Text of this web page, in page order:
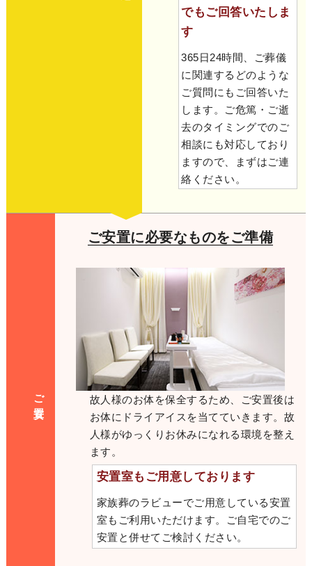
でもご回答いたしま
す
365日24時間、ご葬儀
に関連するどのような
ご質問にもご回答いた
します。ご危篤・ご逝
去のタイミングでのご
相談にも対応しており
ますので、まずはご連
絡ください。
ご安置
ご安置に必要なものをご準備
故人様のお体を保全するため、ご安置後は
お体にドライアイスを当てていきます。故
人様がゆっくりお休みになれる環境を整え
ます。
安置室もご用意しております
家族葬のラビューでご用意している安置
室もご利用いただけます。ご自宅でのご
安置と併せてご検討ください。